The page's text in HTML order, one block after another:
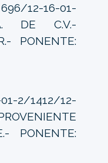
12-16-01-
DE C.V.-
PONENTE:
01-2/1412/12-
PONENTE: